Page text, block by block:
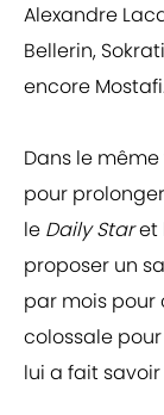
Alexandre
Bellerin,
encore
Dans le
pour
le Daily Staret
proposer un
par mois pour
colossale
lui a fait